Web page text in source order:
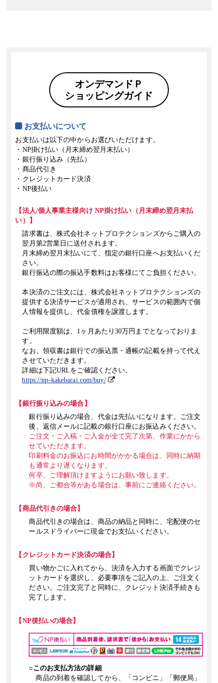
2022年11月2日
「冊子印刷」の
通常用紙に「モンテシオン81.5kg」
を追加しました。
「冊子印刷」の表紙用紙に
「エスプリVエンボス
2022年8月9日
「無線綴じ・横型冊子印刷」の料金を改定しました。
「PP加工」に 「ホログラムPP（クリスタル）」 を追加しました。
「RGBビビッドカラー冊子印刷」 に「カラー・モノクロ混在」
2022年6月16日
「トレーシングペーパー印刷」
2022年4月22日
「バナナペーパー名刺印刷」
2021年8月17日
「為書きポスター印刷」を追加しました。
2021年6月18日
2020年8月5日
大判ポスター印刷の用紙に「クラフト紙」を追加しました。
2020年5月25日
「下敷き印刷」
2020年5月15日
配送方法
「ネコポス」のお取り扱いを開始いたしました。
2020年4月13日
「名刺」 と「超少部数名刺
ました。
※「片面大礼紙」は生産終了の為、販売終了となりました。
2019年1月31日
「紙しおり印刷」をリニューアルしました。
2018年10月31日
チラシ・フライヤーの用紙に「
2018年8月23日
2018年5月30日
「RGBビビッドカラーチラシ・フライヤー印刷」
を追加しました。
2018年5月28日
「紙しおり印刷」 を追加しました。
「RGBビビッドカラー冊子印刷」
オンデマンドＰ
ショッピングガイド
お支払いについて
お支払いは以下の中からお選びいただけます。
・NP掛け払い（月末締め翌月末払い）
・銀行振り込み（先払）
・商品代引き
・クレジットカード決済
・NP後払い
【法人/個人事業主様向け NP掛け払い（月末締め翌月末払
い）】
請求書は、株式会社ネットプロテクションズからご購入の
翌月第2営業日に送付されます。
月末締め翌月末払いにて、指定の銀行口座へお支払いくだ
さい。
銀行振込の際の振込手数料はお客様にてご負担ください。
本決済のご注文には、株式会社ネットプロテクションズの
提供する決済サービスが適用され、サービスの範囲内で個
人情報を提供し、代金債権を譲渡します。
ご利用限度額は、1ヶ月あたり30万円までとなっておりま
す。
なお、領収書は銀行での振込票・通帳の記載を持って代え
させていただきます。
詳細は下記URLをご確認ください。
https://np-kakebarai.com/buy/
【銀行振り込みの場合】
銀行振り込みの場合、代金は先払いになります。ご注文
後、返信メールに記載の銀行口座にお振込みください。
ご注文・ご入稿・ご入金が全て完了次第、作業にかから
せていただきます。
印刷料金のお振込にお時間がかかる場合は、同時に納期
も通常より遅くなります。
何卒、ご理解頂けますようにお願い致します。
※尚、ご都合等がある場合は、事前にご連絡ください。
【商品代引きの場合】
商品代引きの場合は、商品の納品と同時に、宅配便のセ
ールスドライバーに現金でお支払いください。
【クレジットカード決済の場合】
買い物かごに入れてから、決済を入力する画面でクレジ
ットカードを選択し、必要事項をご記入の上、ご注文く
ださい。ご注文完了と同時に、クレジット決済手続きも
完了します。
【NP後払いの場合】
○このお支払方法の詳細
商品の到着を確認してから、「コンビニ」「郵便局」